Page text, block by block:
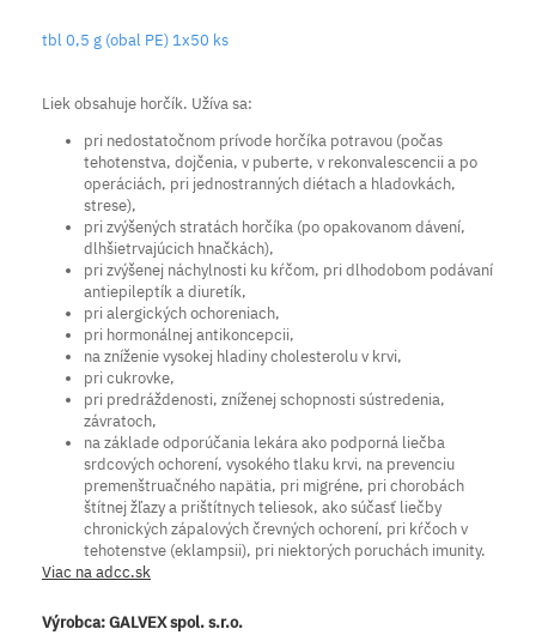
tbl 0,5 g (obal PE) 1x50 ks
Liek obsahuje horčík. Užíva sa:
pri nedostatočnom prívode horčíka potravou (počas
tehotenstva, dojčenia, v puberte, v rekonvalescencii a po
operáciách, pri jednostranných diétach a hladovkách,
strese),
pri zvýšených stratách horčíka (po opakovanom dávení,
dlhšietrvajúcich hnačkách),
pri zvýšenej náchylnosti ku kŕčom, pri dlhodobom podávaní
antiepileptík a diuretík,
pri alergických ochoreniach,
pri hormonálnej antikoncepcii,
na zníženie vysokej hladiny cholesterolu v krvi,
pri cukrovke,
pri predráždenosti, zníženej schopnosti sústredenia,
závratoch,
na základe odporúčania lekára ako podporná liečba
srdcových ochorení, vysokého tlaku krvi, na prevenciu
premenštruačného napätia, pri migréne, pri chorobách
štítnej žľazy a prištítnych teliesok, ako súčasť liečby
chronických zápalových črevných ochorení, pri kŕčoch v
tehotenstve (eklampsii), pri niektorých poruchách imunity.
Viac na adcc.sk
Výrobca:GALVEX spol. s.r.o.